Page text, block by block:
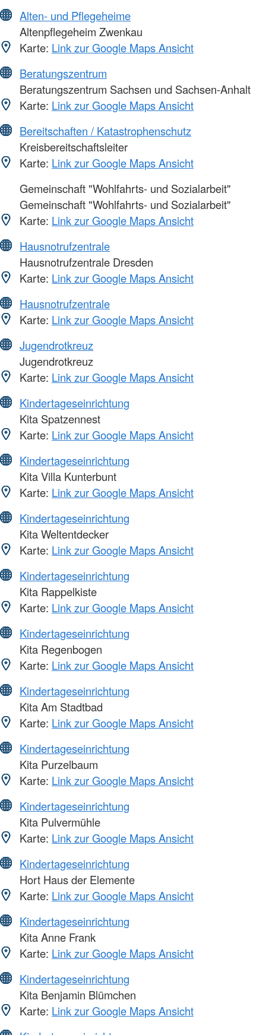
Alten- und Pflegeheime
Altenpflegeheim Zwenkau
Karte: Link zur Google Maps Ansicht
Beratungszentrum
Beratungszentrum Sachsen und Sachsen-Anhalt
Karte: Link zur Google Maps Ansicht
Bereitschaften / Katastrophenschutz
Kreisbereitschaftsleiter
Karte: Link zur Google Maps Ansicht
Gemeinschaft "Wohlfahrts- und Sozialarbeit"
Gemeinschaft "Wohlfahrts- und Sozialarbeit"
Karte: Link zur Google Maps Ansicht
Hausnotrufzentrale
Hausnotrufzentrale Dresden
Karte: Link zur Google Maps Ansicht
Hausnotrufzentrale
Karte: Link zur Google Maps Ansicht
Jugendrotkreuz
Jugendrotkreuz
Karte: Link zur Google Maps Ansicht
Kindertageseinrichtung
Kita Spatzennest
Karte: Link zur Google Maps Ansicht
Kindertageseinrichtung
Kita Villa Kunterbunt
Karte: Link zur Google Maps Ansicht
Kindertageseinrichtung
Kita Weltentdecker
Karte: Link zur Google Maps Ansicht
Kindertageseinrichtung
Kita Rappelkiste
Karte: Link zur Google Maps Ansicht
Kindertageseinrichtung
Kita Regenbogen
Karte: Link zur Google Maps Ansicht
Kindertageseinrichtung
Kita Am Stadtbad
Karte: Link zur Google Maps Ansicht
Kindertageseinrichtung
Kita Purzelbaum
Karte: Link zur Google Maps Ansicht
Kindertageseinrichtung
Kita Pulvermühle
Karte: Link zur Google Maps Ansicht
Kindertageseinrichtung
Hort Haus der Elemente
Karte: Link zur Google Maps Ansicht
Kindertageseinrichtung
Kita Anne Frank
Karte: Link zur Google Maps Ansicht
Kindertageseinrichtung
Kita Benjamin Blümchen
Karte: Link zur Google Maps Ansicht